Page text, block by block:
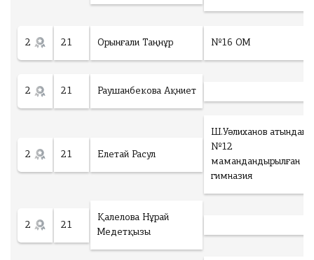
2 21 Орынғали Таңнұр №16 ОМ
2 21 Раушанбекова Ақниет
2 21 Елетай Расул
Ш.Уәлиханов атындағы
№12
мамандандырылған
гимназия
2 21
Қалелова Нұрай
Медетқызы